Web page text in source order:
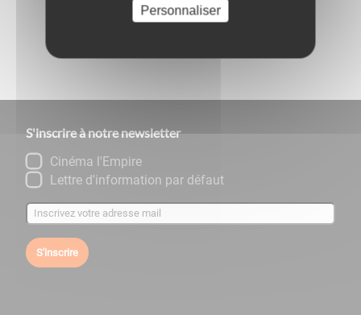
S'inscrire à notre newsletter
Cinéma l'Empire
Lettre d'information par défaut
S'inscrire
Personnaliser